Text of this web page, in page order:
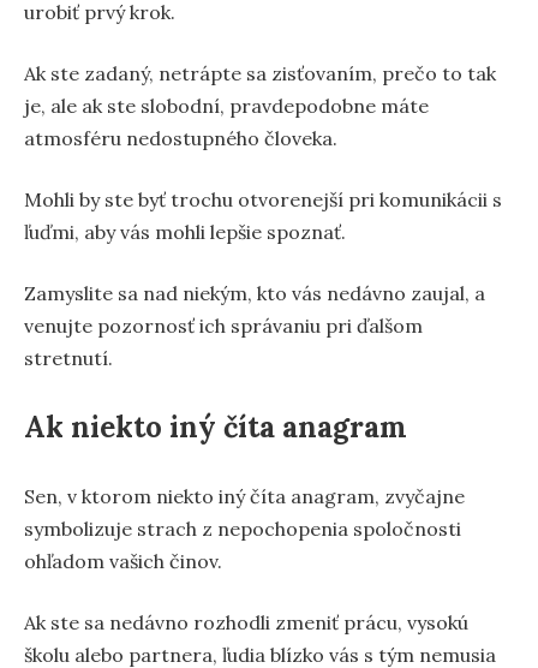
urobiť prvý krok.
Ak ste zadaný, netrápte sa zisťovaním, prečo to tak
je, ale ak ste slobodní, pravdepodobne máte
atmosféru nedostupného človeka.
Mohli by ste byť trochu otvorenejší pri komunikácii s
ľuďmi, aby vás mohli lepšie spoznať.
Zamyslite sa nad niekým, kto vás nedávno zaujal, a
venujte pozornosť ich správaniu pri ďalšom
stretnutí.
Ak niekto iný číta anagram
Sen, v ktorom niekto iný číta anagram, zvyčajne
symbolizuje strach z nepochopenia spoločnosti
ohľadom vašich činov.
Ak ste sa nedávno rozhodli zmeniť prácu, vysokú
školu alebo partnera, ľudia blízko vás s tým nemusia